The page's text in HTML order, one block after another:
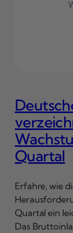
Quartal
Erfahre, wie
Quartal ein
Das